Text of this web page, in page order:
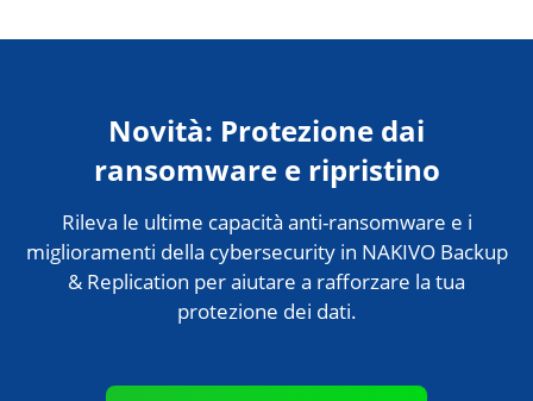
Novità: Protezione dai
ransomware e ripristino
Rileva le ultime capacità anti-ransomware e i
miglioramenti della cybersecurity in NAKIVO Backup
& Replication per aiutare a rafforzare la tua
protezione dei dati.